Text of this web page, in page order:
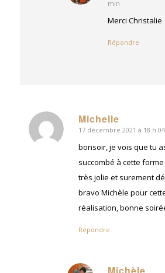
min
Merci Christalie
Répondre
Michelle
dit
:
17 décembre 2021 à 18 h
bonsoir, je vois que tu
succombé à cette
très jolie et surement
bravo Michèle pour
réalisation, bonne
Répondre
Michèle